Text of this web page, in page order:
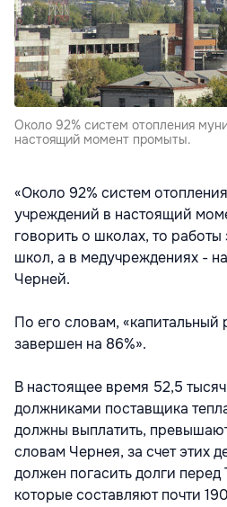
Около 92% систем отопления
настоящий момент промыты.
«Около 92% систем
учреждений в настоящий
говорить о школах, то
школ, а в медучреждениях -
Черней.
По его словам, «капитальный
завершен на 86%».
В настоящее время 52,5
должниками поставщика
должны выплатить,
словам Чернея, за счет этих
должен погасить долги
которые составляют почти